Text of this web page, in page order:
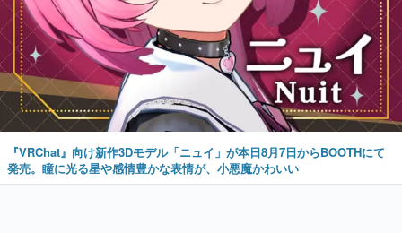
『VRChat』向け新作3Dモデル「ニュイ」が本日8月7日からBOOTHにて
発売。瞳に光る星や感情豊かな表情が、小悪魔かわいい